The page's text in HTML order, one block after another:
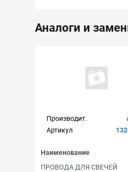
Аналоги и
Производит.
Артикул
Наименование
ПРОВОДА ДЛЯ СВЕЧЕЙ